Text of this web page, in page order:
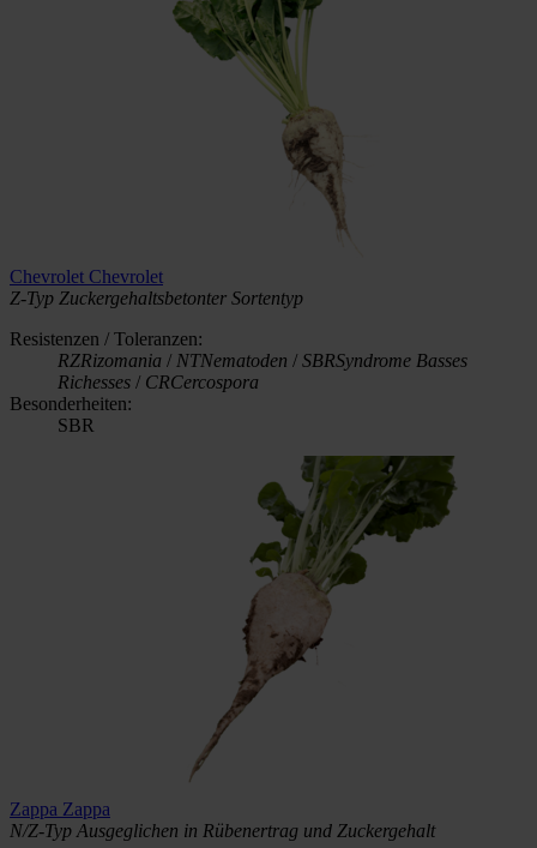
Chevrolet Chevrolet
Z-Typ Zuckergehaltsbetonter Sortentyp
Resistenzen / Toleranzen:
RZRizomania / NTNematoden / SBRSyndrome Basses
Richesses / CRCercospora
Besonderheiten:
SBR
Zappa Zappa
N/Z-TypAusgeglichen in Rübenertrag und Zuckergehalt